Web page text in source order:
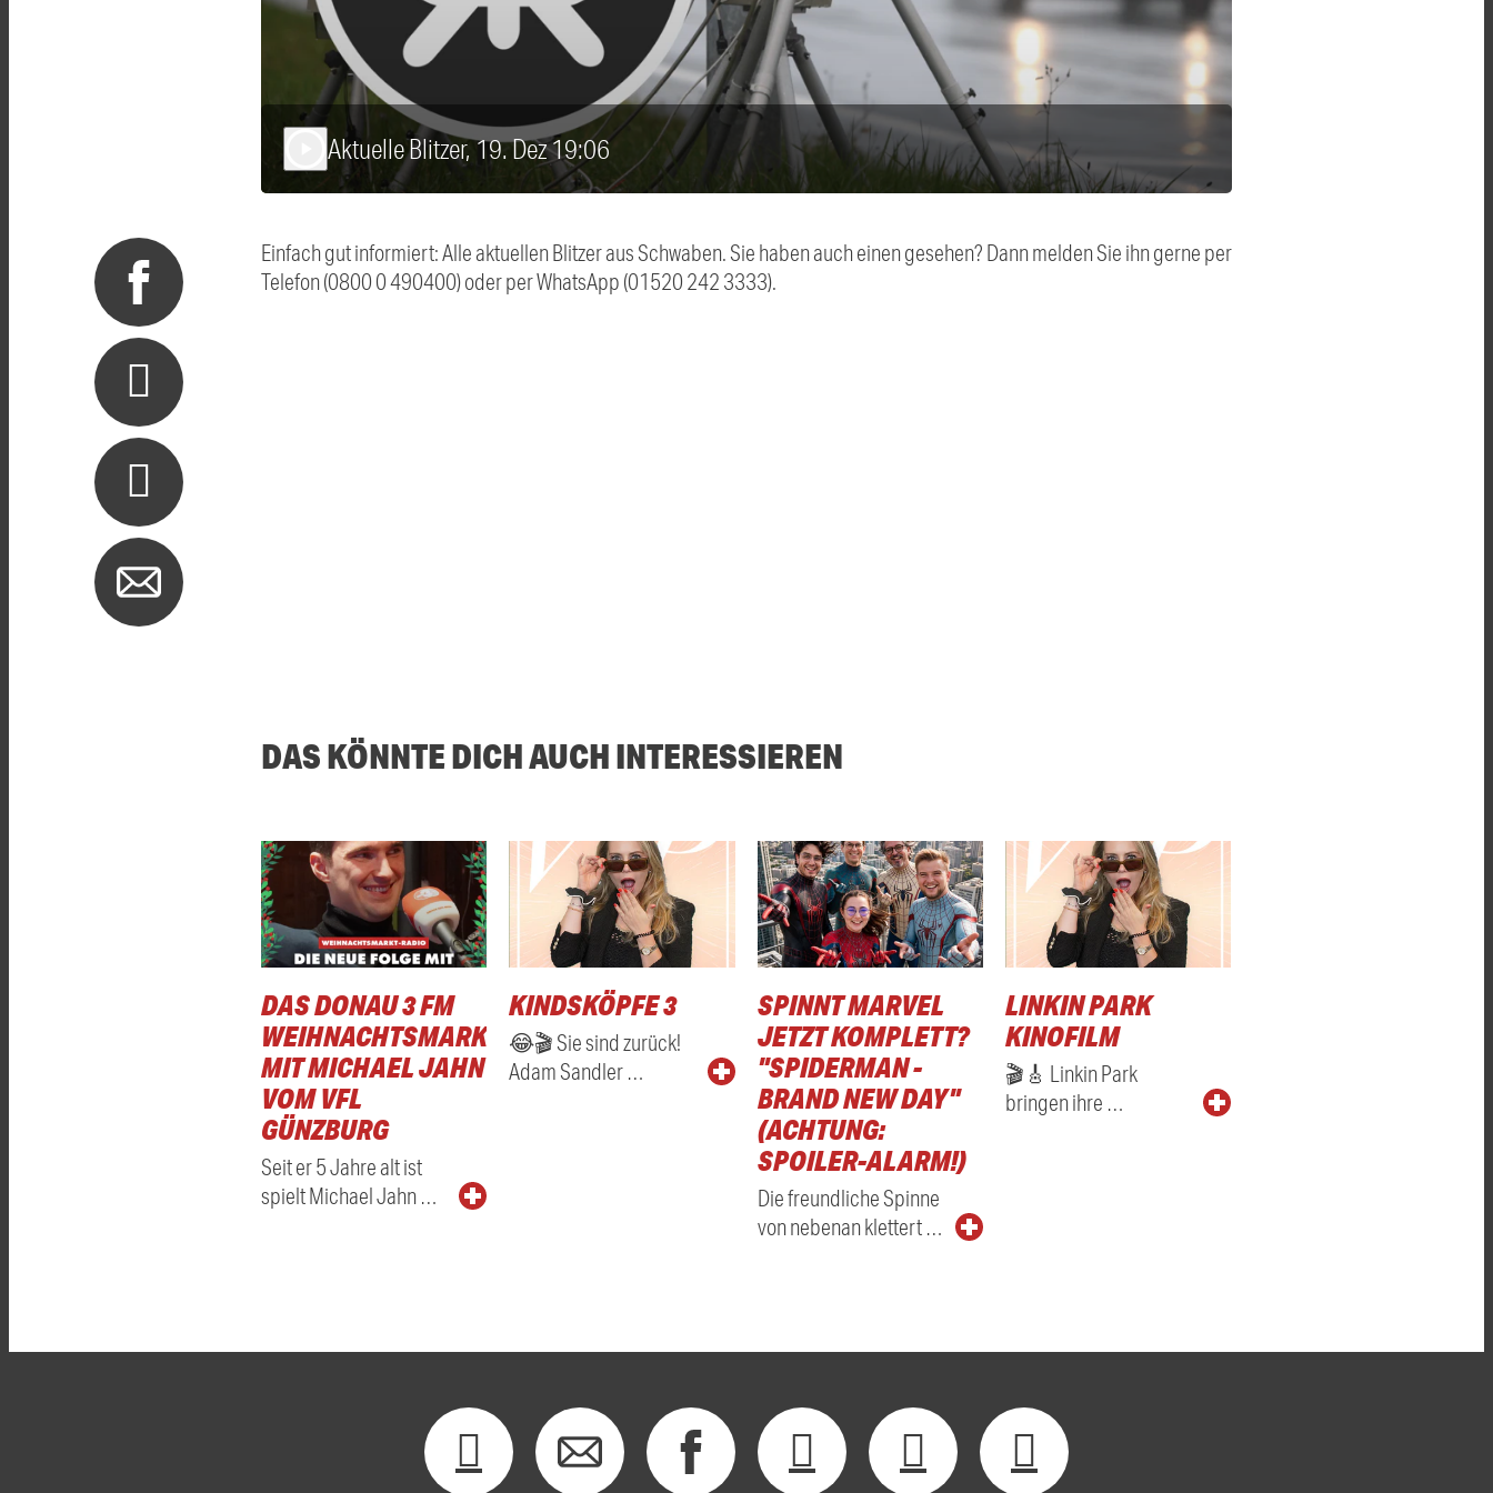
Aktuelle Blitzer, 19. Dez 19:06
Einfach gut informiert: Alle aktuellen Blitzer aus Schwaben. Sie haben auch einen gesehen? Dann melden Sie ihn gerne per
Telefon (0800 0 490400) oder per WhatsApp (01520 242 3333).
DAS KÖNNTE DICH AUCH INTERESSIEREN
DAS DONAU 3 FM
WEIHNACHTSMARKTRADIO
MIT MICHAEL JAHN
VOM VFL
GÜNZBURG
Seit er 5 Jahre alt ist
spielt Michael Jahn …
KINDSKÖPFE 3
😂🎬 Sie sind zurück!
Adam Sandler …
SPINNT MARVEL
JETZT KOMPLETT?
"SPIDERMAN -
BRAND NEW DAY"
(ACHTUNG:
SPOILER-ALARM!)
Die freundliche Spinne
von nebenan klettert …
LINKIN PARK
KINOFILM
🎬🎸 Linkin Park
bringen ihre …